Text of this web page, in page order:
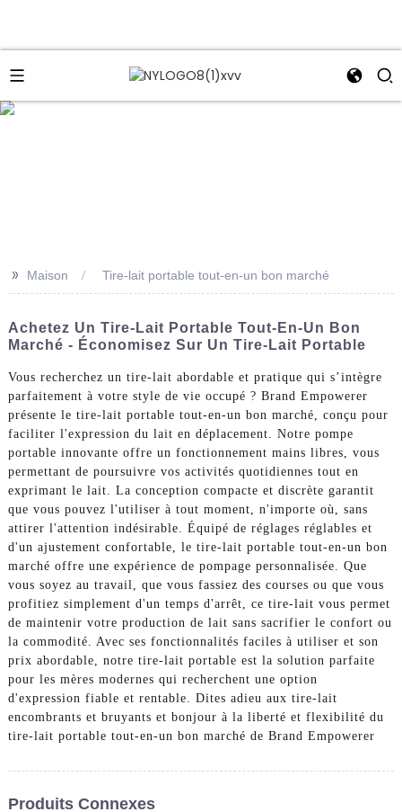
>> Maison Tire-lait portable tout-en-un bon marché
Achetez Un Tire-Lait Portable Tout-En-Un Bon
Marché - Économisez Sur Un Tire-Lait Portable
Vous recherchez un tire-lait abordable et pratique qui s’intègre
parfaitement à votre style de vie occupé ? Brand Empowerer
présente le tire-lait portable tout-en-un bon marché, conçu pour
faciliter l'expression du lait en déplacement. Notre pompe
portable innovante offre un fonctionnement mains libres, vous
permettant de poursuivre vos activités quotidiennes tout en
exprimant le lait. La conception compacte et discrète garantit
que vous pouvez l'utiliser à tout moment, n'importe où, sans
attirer l'attention indésirable. Équipé de réglages réglables et
d'un ajustement confortable, le tire-lait portable tout-en-un bon
marché offre une expérience de pompage personnalisée. Que
vous soyez au travail, que vous fassiez des courses ou que vous
profitiez simplement d'un temps d'arrêt, ce tire-lait vous permet
de maintenir votre production de lait sans sacrifier le confort ou
la commodité. Avec ses fonctionnalités faciles à utiliser et son
prix abordable, notre tire-lait portable est la solution parfaite
pour les mères modernes qui recherchent une option
d'expression fiable et rentable. Dites adieu aux tire-lait
encombrants et bruyants et bonjour à la liberté et flexibilité du
tire-lait portable tout-en-un bon marché de Brand Empowerer
Produits Connexes